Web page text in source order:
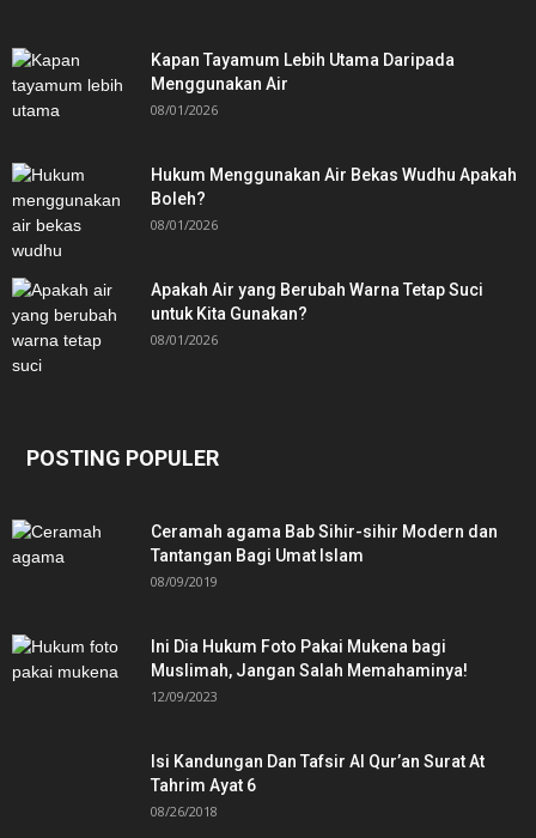
Kapan Tayamum Lebih Utama Daripada
Menggunakan Air
08/01/2026
Hukum Menggunakan Air Bekas Wudhu Apakah
Boleh?
08/01/2026
Apakah Air yang Berubah Warna Tetap Suci
untuk Kita Gunakan?
08/01/2026
POSTING POPULER
Ceramah agama Bab Sihir-sihir Modern dan
Tantangan Bagi Umat Islam
08/09/2019
Ini Dia Hukum Foto Pakai Mukena bagi
Muslimah, Jangan Salah Memahaminya!
12/09/2023
Isi Kandungan Dan Tafsir Al Qur’an Surat At
Tahrim Ayat 6
08/26/2018